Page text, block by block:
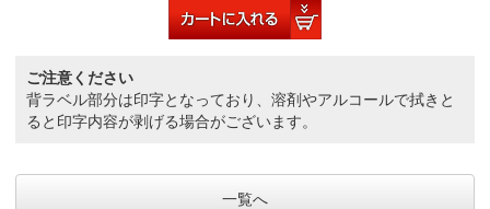
ご注意ください
背ラベル部分は印字となっており、溶剤やアルコールで拭きと
ると印字内容が剥げる場合がございます。
一覧へ